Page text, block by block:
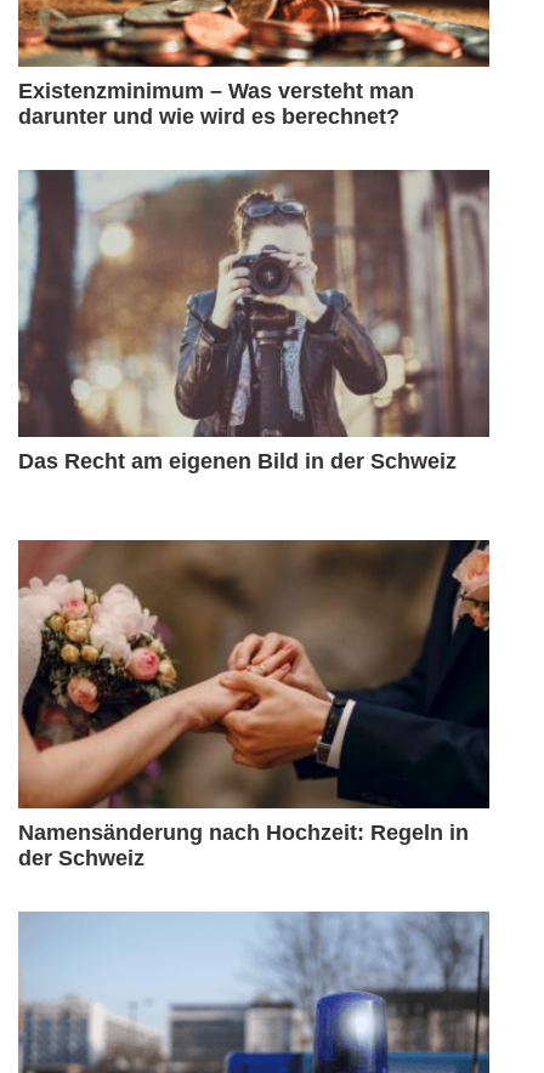
Existenzminimum – Was versteht man
darunter und wie wird es berechnet?
Das Recht am eigenen Bild in der Schweiz
Namensänderung nach Hochzeit: Regeln in
der Schweiz